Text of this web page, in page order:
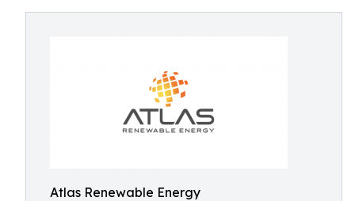
Atlas Renewable Energy